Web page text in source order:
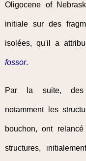
Oligocene of
initiale sur des
isolées, qu'il a
fossor.
Par la suite, des
notamment les
bouchon, ont
structures,